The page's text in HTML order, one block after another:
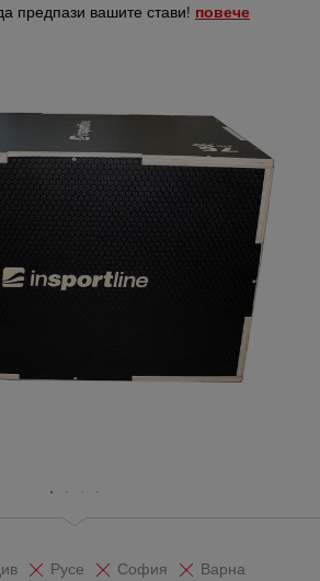
предпази вашите стави! повече
Русе София
Варна